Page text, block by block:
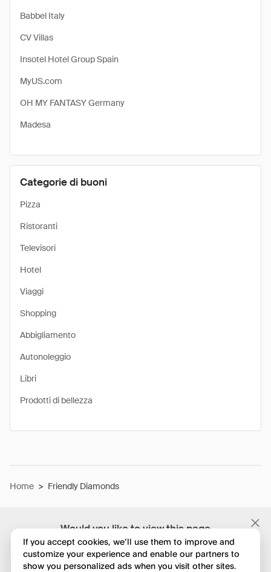
Would you like to view this page
in English?
Babbel Italy
CV Villas
Insotel Hotel Group Spain
MyUS.com
OH MY FANTASY Germany
Madesa
Categorie di buoni
Pizza
Ristoranti
Televisori
Hotel
Viaggi
Shopping
Abbigliamento
Autonoleggio
Libri
Prodotti di bellezza
Home > Friendly Diamonds
If you accept cookies, we’ll use them to improve and
customize your experience and enable our partners to
show you personalized ads when you visit other sites.